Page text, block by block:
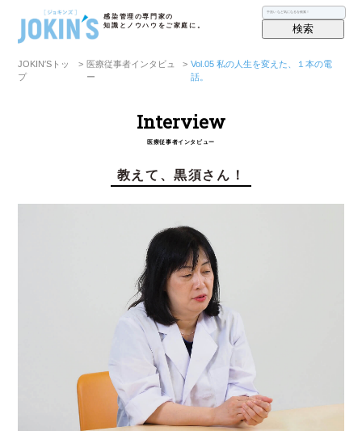
感染管理の専門家の
知識とノウハウをご家庭に。
検索
JOKIN′Sトッ
プ
> 医療従事者インタビュ
ー
> Vol.05 私の人生を変えた、１本の電
話。
Interview
医療従事者インタビュー
教えて、黒須さん！